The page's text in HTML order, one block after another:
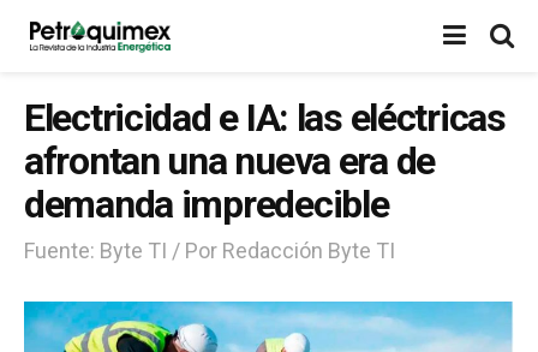
Electricidad e IA: las eléctricas
afrontan una nueva era de
demanda impredecible
Fuente: Byte TI / Por Redacción Byte TI